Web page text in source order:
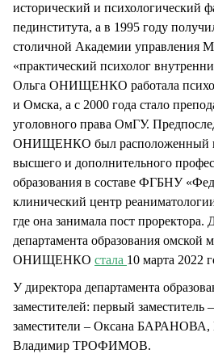
исторический и психологический
пединститута, а в 1995 году
столичной Академии управления
«практический психолог
Ольга ОНИЩЕНКО работала
и Омска, а с 2000 года стало
уголовного права ОмГУ.
ОНИЩЕНКО был расположенный
высшего и дополнительного
образования в составе ФГБНУ
клинический центр
где она занимала пост проректора.
департамента образования омской
ОНИЩЕНКО стала 10 марта 2022
У директора департамента
заместителей: первый
заместители – Оксана
Владимир ТРОФИМОВ.